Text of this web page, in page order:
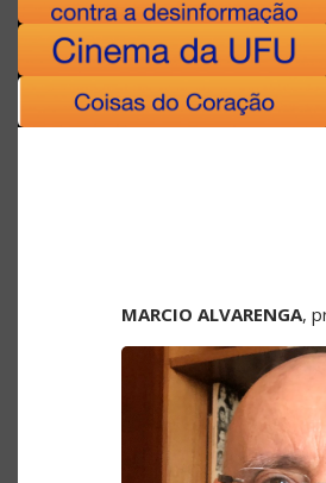
MARCIO ALVARENGA,